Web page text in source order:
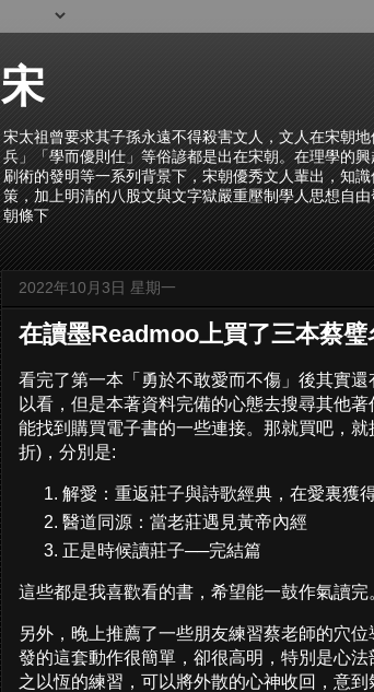
宋
宋太祖曾要求其子孫永遠不得殺害文人，文人在宋朝
兵」「學而優則仕」等俗諺都是出在宋朝。在理學的
刷術的發明等一系列背景下，宋朝優秀文人輩出，知
策，加上明清的八股文與文字獄嚴重壓制學人思想自
朝條下
2022年10月3日 星期一
在讀墨Readmoo上買了三本蔡璧
看完了第一本「勇於不敢愛而不傷」後其實
以看，但是本著資料完備的心態去搜尋其他
能找到購買電子書的一些連接。那就買吧，就
折)，分別是:
解愛：重返莊子與詩歌經典，在愛裏獲
醫道同源：當老莊遇見黃帝內經
正是時候讀莊子──完結篇
這些都是我喜歡看的書，希望能一鼓作氣讀完
另外，晚上推薦了一些朋友練習蔡老師的穴
發的這套動作很簡單，卻很高明，特別是心
之以恆的練習，可以將外散的心神收回，意